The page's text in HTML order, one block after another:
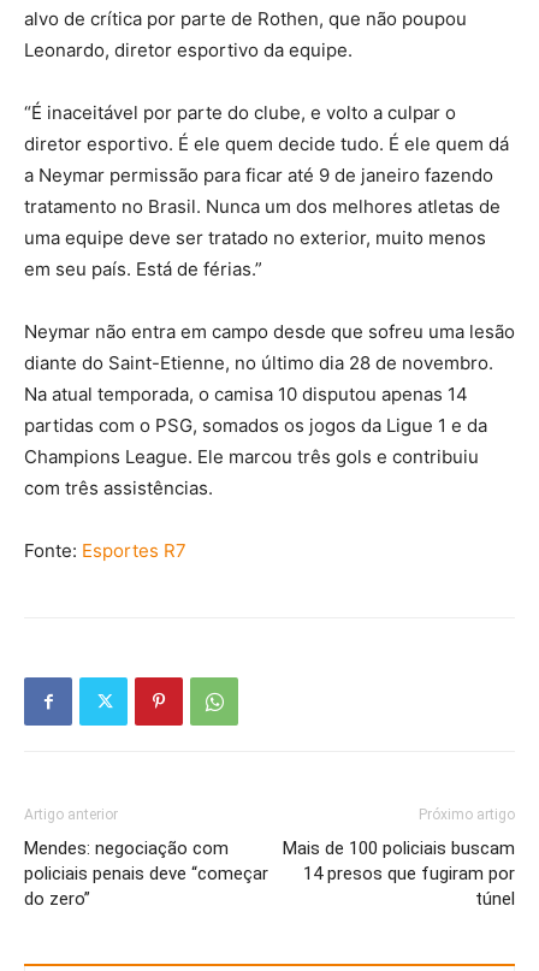
alvo de crítica por parte de Rothen, que não poupou
Leonardo, diretor esportivo da equipe.
“É inaceitável por parte do clube, e volto a culpar o
diretor esportivo. É ele quem decide tudo. É ele quem dá
a Neymar permissão para ficar até 9 de janeiro fazendo
tratamento no Brasil. Nunca um dos melhores atletas de
uma equipe deve ser tratado no exterior, muito menos
em seu país. Está de férias.”
Neymar não entra em campo desde que sofreu uma lesão
diante do Saint-Etienne, no último dia 28 de novembro.
Na atual temporada, o camisa 10 disputou apenas 14
partidas com o PSG, somados os jogos da Ligue 1 e da
Champions League. Ele marcou três gols e contribuiu
com três assistências.
Fonte: Esportes R7
Artigo anterior
Mendes: negociação com
policiais penais deve “começar
do zero”
Próximo artigo
Mais de 100 policiais buscam
14 presos que fugiram por
túnel